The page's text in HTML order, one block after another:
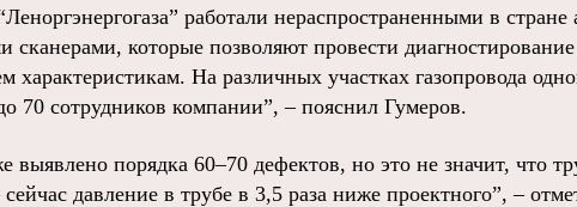
работали нераспространенными в стране
сканерами, которые позволяют провести
характеристикам. На различных участках газопровода
70 сотрудников компании”, – пояснил Гумеров.
выявлено порядка 60–70 дефектов, но это не значит, что
давление в трубе в 3,5 раза ниже проектного”, –